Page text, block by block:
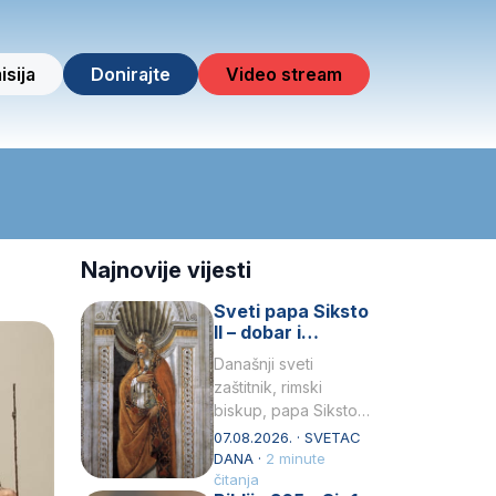
Donirajte Video stream
Najnovije vijesti
Sveti papa Siksto
II – dobar i
miroljubiv pastir
Današnji sveti
zaštitnik, rimski
biskup, papa Siksto
(Sixtus) II, prema
knjizi Liber
Pontificalis bio je
07.08.2026. · SVETAC
DANA · 2 minute
čitanja